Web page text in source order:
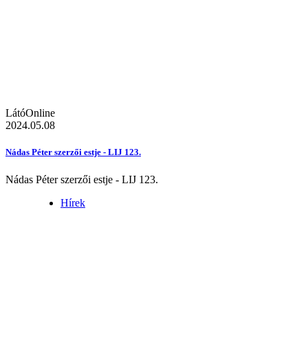
LátóOnline
2024.05.08
Nádas Péter szerzői estje - LIJ 123.
Nádas Péter szerzői estje - LIJ 123.
Hírek